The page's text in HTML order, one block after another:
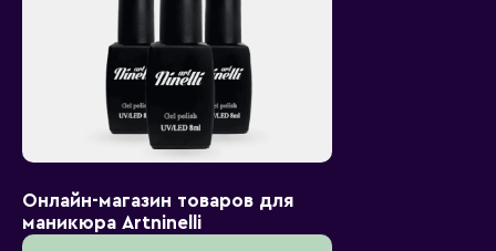
Онлайн-магазин товаров для
маникюра Artninelli